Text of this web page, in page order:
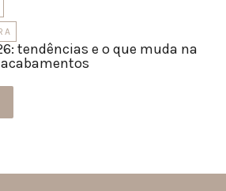
tendências e o que muda na